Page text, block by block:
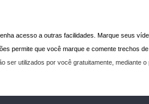
acesso a outras facilidades. Marque seus
permite que você marque e comente trechos
ser utilizados por você gratuitamente, mediante o